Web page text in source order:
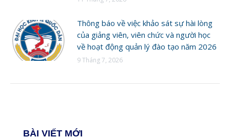
Thông báo về việc khảo sát sự hài lòng
của giảng viên, viên chức và người học
về hoạt động quản lý đào tạo năm 2026
9 Tháng 7, 2026
BÀI VIẾT MỚI